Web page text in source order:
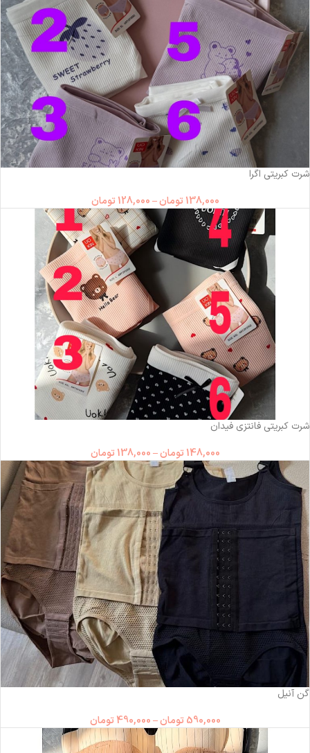
شرت کبریتی اگرا
138,000 تومان–
128,000 تومان
شرت کبریتی فانتزی فیدان
148,000 تومان–
138,000 تومان
ناموجود
گن آنیل
590,000 تومان–
490,000 تومان